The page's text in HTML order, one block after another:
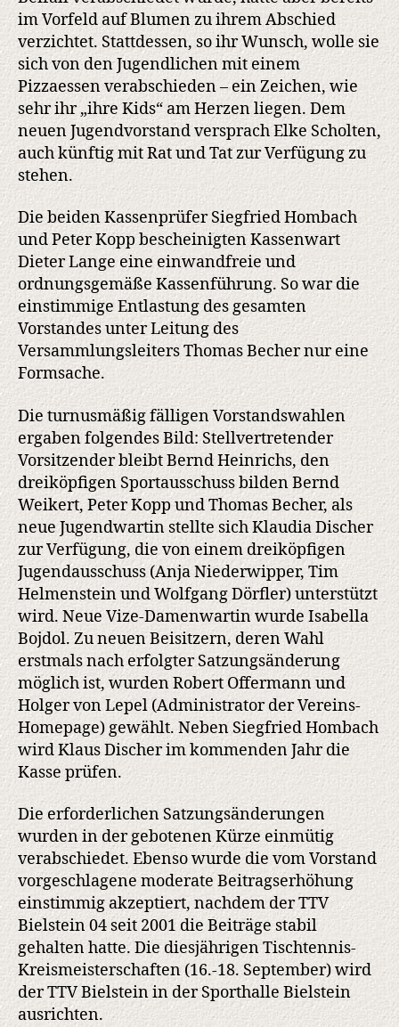
im Vorfeld auf Blumen zu ihrem Abschied
verzichtet. Stattdessen, so ihr Wunsch, wolle sie
sich von den Jugendlichen mit einem
Pizzaessen verabschieden – ein Zeichen, wie
sehr ihr „ihre Kids“ am Herzen liegen. Dem
neuen Jugendvorstand versprach Elke Scholten,
auch künftig mit Rat und Tat zur Verfügung zu
stehen.
Die beiden Kassenprüfer Siegfried Hombach
und Peter Kopp bescheinigten Kassenwart
Dieter Lange eine einwandfreie und
ordnungsgemäße Kassenführung. So war die
einstimmige Entlastung des gesamten
Vorstandes unter Leitung des
Versammlungsleiters Thomas Becher nur eine
Formsache.
Die turnusmäßig fälligen Vorstandswahlen
ergaben folgendes Bild: Stellvertretender
Vorsitzender bleibt Bernd Heinrichs, den
dreiköpfigen Sportausschuss bilden Bernd
Weikert, Peter Kopp und Thomas Becher, als
neue Jugendwartin stellte sich Klaudia Discher
zur Verfügung, die von einem dreiköpfigen
Jugendausschuss (Anja Niederwipper, Tim
Helmenstein und Wolfgang Dörfler) unterstützt
wird. Neue Vize-Damenwartin wurde Isabella
Bojdol. Zu neuen Beisitzern, deren Wahl
erstmals nach erfolgter Satzungsänderung
möglich ist, wurden Robert Offermann und
Holger von Lepel (Administrator der Vereins-
Homepage) gewählt. Neben Siegfried Hombach
wird Klaus Discher im kommenden Jahr die
Kasse prüfen.
Die erforderlichen Satzungsänderungen
wurden in der gebotenen Kürze einmütig
verabschiedet. Ebenso wurde die vom Vorstand
vorgeschlagene moderate Beitragserhöhung
einstimmig akzeptiert, nachdem der TTV
Bielstein 04 seit 2001 die Beiträge stabil
gehalten hatte. Die diesjährigen Tischtennis-
Kreismeisterschaften (16.-18. September) wird
der TTV Bielstein in der Sporthalle Bielstein
ausrichten.